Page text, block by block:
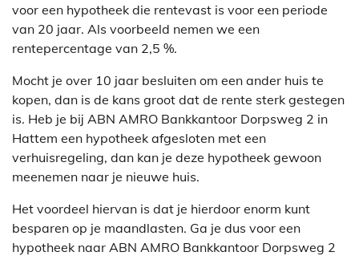
voor een hypotheek die rentevast is voor een periode
van 20 jaar. Als voorbeeld nemen we een
rentepercentage van 2,5 %.
Mocht je over 10 jaar besluiten om een ander huis te
kopen, dan is de kans groot dat de rente sterk gestegen
is. Heb je bij ABN AMRO Bankkantoor Dorpsweg 2 in
Hattem een hypotheek afgesloten met een
verhuisregeling, dan kan je deze hypotheek gewoon
meenemen naar je nieuwe huis.
Het voordeel hiervan is dat je hierdoor enorm kunt
besparen op je maandlasten. Ga je dus voor een
hypotheek naar ABN AMRO Bankkantoor Dorpsweg 2